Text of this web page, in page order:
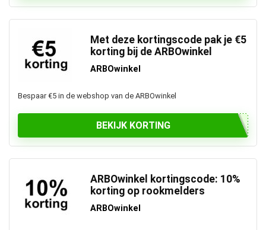
Met deze kortingscode pak je €5
korting bij de ARBOwinkel
ARBOwinkel
Bespaar €5 in de webshop van de ARBOwinkel
BEKIJK KORTING
ARBOwinkel kortingscode: 10%
korting op rookmelders
ARBOwinkel